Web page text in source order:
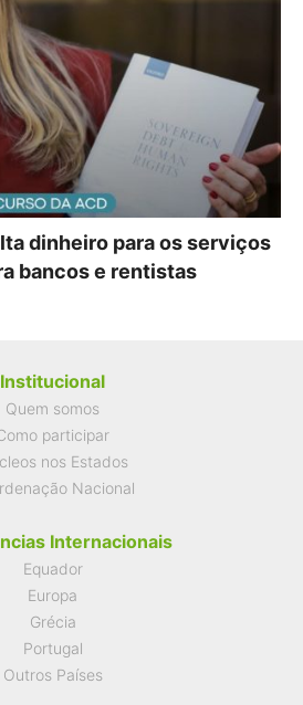
dinheiro para os serviços
bancos e rentistas
Institucional
Quem somos
participar
nos Estados
Nacional
Internacionais
Equador
Europa
Grécia
Portugal
Outros Países